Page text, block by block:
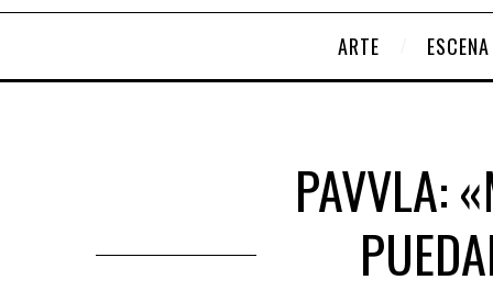
ARTE ESCENA
PAVVLA: